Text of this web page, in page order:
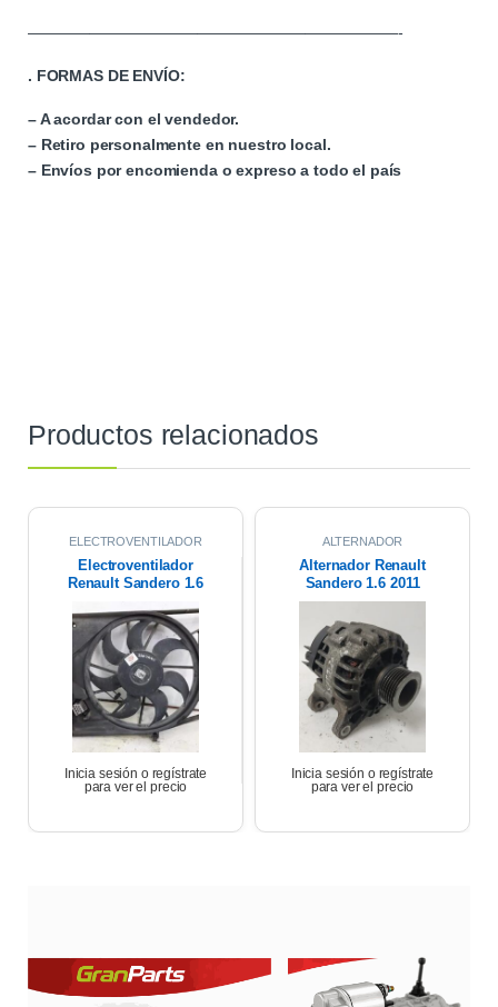
————————————————————————-
. FORMAS DE ENVÍO:
– A acordar con el vendedor.
– Retiro personalmente en nuestro local.
– Envíos por encomienda o expreso a todo el país
Productos relacionados
ELECTROVENTILADOR
Electroventilador
Renault Sandero 1.6
Inicia sesión o regístrate
para ver el precio
ALTERNADOR
Alternador Renault
Sandero 1.6 2011
Inicia sesión o regístrate
para ver el precio